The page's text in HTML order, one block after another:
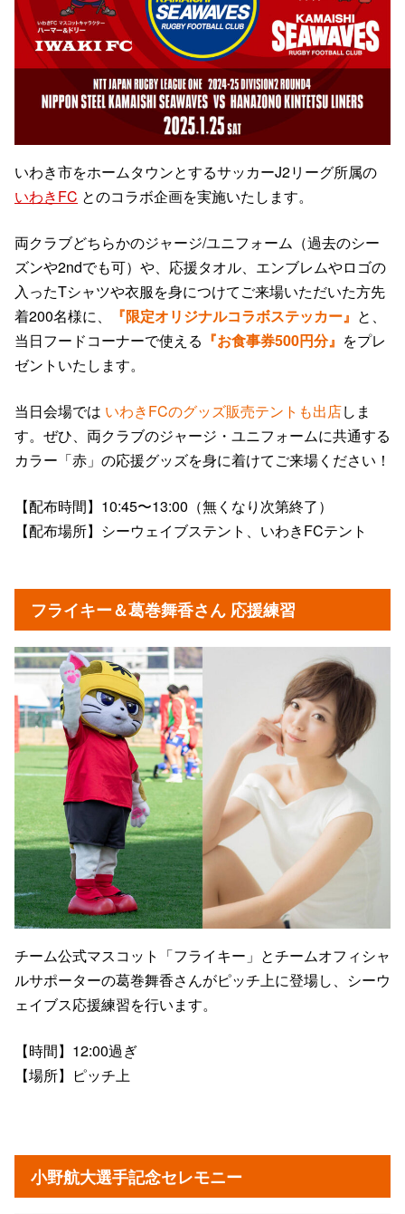
いわき市をホームタウンとするサッカーJ2リーグ所属の
いわきFC とのコラボ企画を実施いたします。
両クラブどちらかのジャージ/ユニフォーム（過去のシー
ズンや2ndでも可）や、応援タオル、エンブレムやロゴの
入ったTシャツや衣服を身につけてご来場いただいた方先
着200名様に、
『限定オリジナルコラボステッカー』 と、
当日フードコーナーで使える 『お食事券500円分』 をプレ
ゼントいたします。
当日会場では いわきFCのグッズ販売テントも出店しま
す。ぜひ、両クラブのジャージ・ユニフォームに共通する
カラー「赤」の応援グッズを身に着けてご来場ください！
【配布時間】10:45〜13:00（無くなり次第終了）
【配布場所】シーウェイブステント、いわきFCテント
フライキー＆葛巻舞香さん 応援練習
チーム公式マスコット「フライキー」とチームオフィシャ
ルサポーターの葛巻舞香さんがピッチ上に登場し、シーウ
ェイブス応援練習を行います。
【時間】12:00過ぎ
【場所】ピッチ上
小野航大選手記念セレモニー